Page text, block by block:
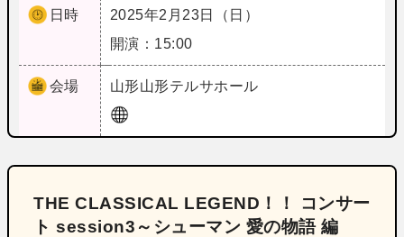
日時
2025年2月23日（日）
開演：15:00
会場 山形山形テルサホール
THE CLASSICAL LEGEND！！ コンサー
ト session3～シューマン 愛の物語 編